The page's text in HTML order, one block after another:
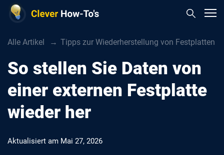
Alle Artikel Tipps zur Wiederherstellung von Festplatten
So stellen Sie Daten von
einer externen Festplatte
wieder her
Aktualisiert am Mai 27, 2026